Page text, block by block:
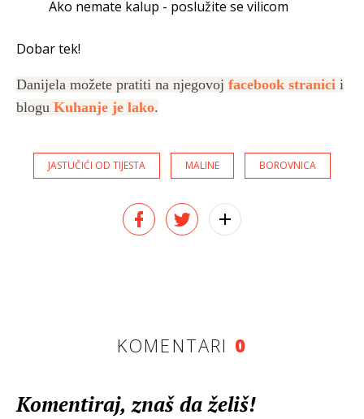
Ako nemate kalup - poslužite se vilicom
Dobar tek!
Danijela možete pratiti na njegovoj facebook stranici i
blogu Kuhanje je lako.
JASTUČIĆI OD TIJESTA MALINE BOROVNICA
KOMENTARI 0
Komentiraj, znaš da želiš!